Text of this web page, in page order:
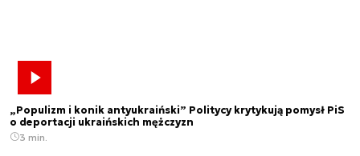
„Populizm i konik antyukraiński” Politycy krytykują pomysł PiS
o deportacji ukraińskich mężczyzn
3 min.